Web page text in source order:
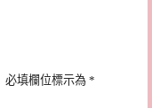
必填欄位標示為 *